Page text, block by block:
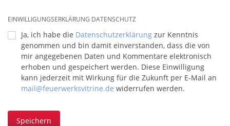
EINWILLIGUNGSERKLÄRUNG DATENSCHUTZ
Ja, ich habe die Datenschutzerklärung zur Kenntnis
genommen und bin damit einverstanden, dass die von
mir angegebenen Daten und Kommentare elektronisch
erhoben und gespeichert werden. Diese Einwilligung
kann jederzeit mit Wirkung für die Zukunft per E-Mail an
mail@feuerwerksvitrine.de widerrufen werden.
Speichern